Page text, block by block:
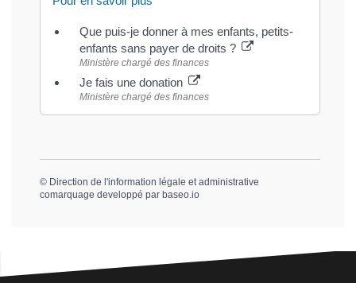
Que puis-je donner à mes enfants, petits-
enfants sans payer de droits ?
Ministère chargé des finances
Je fais une donation
Ministère chargé des finances
© Direction de l'information légale et administrative
comarquage developpé par baseo.io